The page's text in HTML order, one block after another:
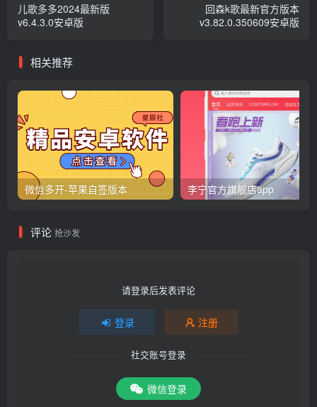
儿歌多多2024最新版
v6.4.3.0安卓版
回森k歌最新官方版本
v3.82.0.350609安卓版
相关推荐
微信多开-苹果自签版本 李宁官方旗舰店app
评论 抢沙发
请登录后发表评论
登录 注册
社交账号登录
微信登录